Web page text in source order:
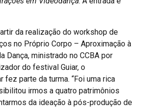
da realização do workshop de
no Próprio Corpo – Aproximação à
Dança, ministrado no CCBA por
do festival Guiar, o
fez parte da turma. “Foi uma rica
irmos a quatro patrimônios
da ideação à pós-produção de